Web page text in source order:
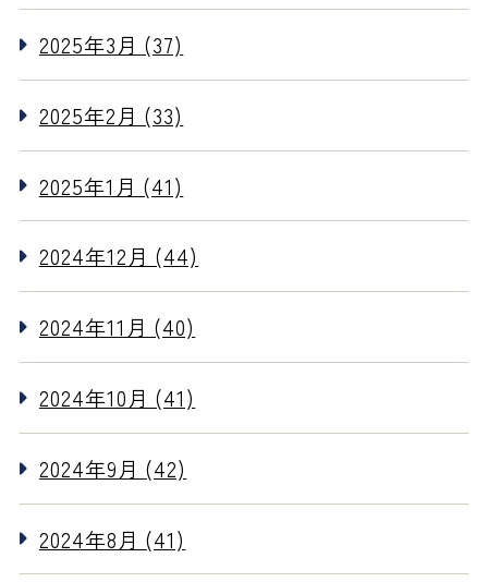
2025年3月 (37)
2025年2月 (33)
2025年1月 (41)
2024年12月 (44)
2024年11月 (40)
2024年10月 (41)
2024年9月 (42)
2024年8月 (41)